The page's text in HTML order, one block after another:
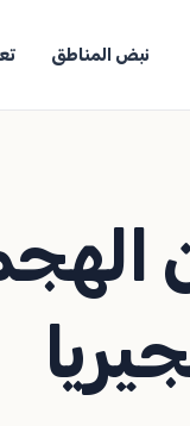
نبض المناطق